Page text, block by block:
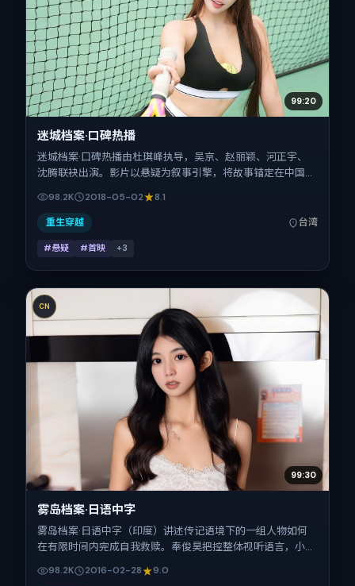
99:20
迷城档案·口碑热播
迷城档案·口碑热播由杜琪峰执导，吴京、赵丽颖、河正宇、
沈腾联袂出演。影片以悬疑为叙事引擎，将故事锚定在中国台
月2日于中国台湾首映（春季档），片长129分钟，适合喜欢强
情节与细腻表演的观众。
98.2K 2018-05-02 8.1
重生穿越 台湾
#悬疑 #首映 +3
CN
99:30
雾岛档案·日语中字
雾岛档案·日语中字（印度）讲述传记语境下的一组人物如何
在有限时间内完成自我救赎。奉俊昊把控整体视听语言，小松
02-28 起陆续登陆院线与网络平台，春节档前后公映，片长
98.2K 2016-02-28 9.0